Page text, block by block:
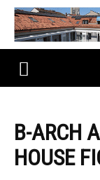
B-ARCH
HOUSE